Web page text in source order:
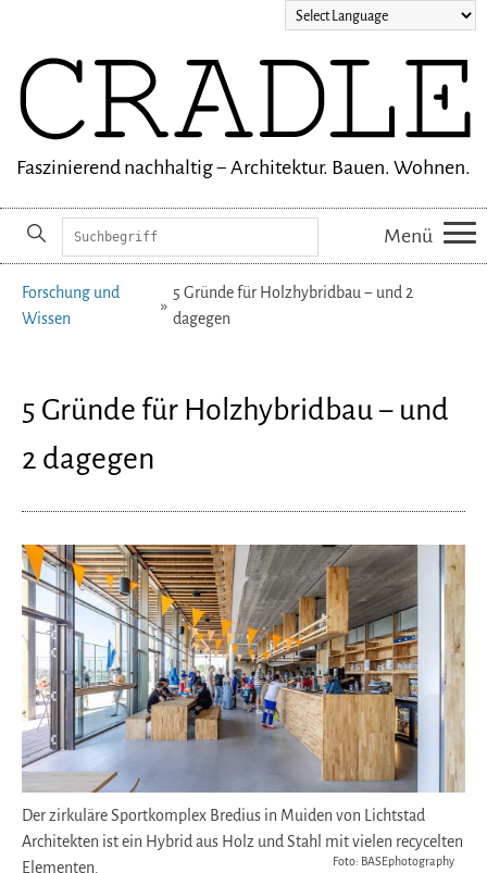
Faszinierend nachhaltig − Architektur. Bauen. Wohnen.
Menü
überspringen
Suchbegriffe
Forschung und
Wissen
5 Gründe für Holzhybridbau − und 2
dagegen
5 Gründe für Holzhybridbau − und
2 dagegen
Foto: BASEphotography
Der zirkuläre Sportkomplex Bredius in Muiden von Lichtstad
Architekten ist ein Hybrid aus Holz und Stahl mit vielen recycelten
Elementen.